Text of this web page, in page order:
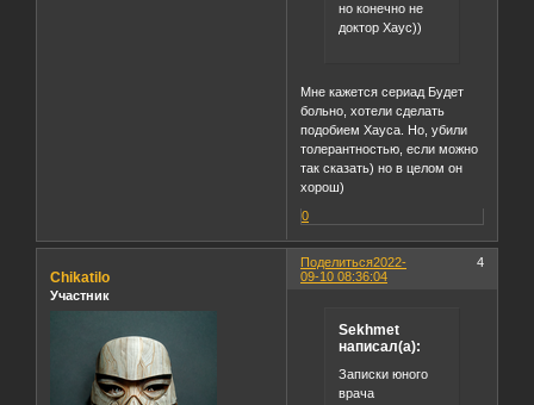
но конечно не
доктор Хаус))
Мне кажется сериад Будет
больно, хотели сделать
подобием Хауса. Но, убили
толерантностью, если можно
так сказать) но в целом он
хорош)
0
Поделиться 4
2022-
09-10 08:36:04
Chikatilo
Участник
Sekhmet
написал(а):
Записки юного
врача